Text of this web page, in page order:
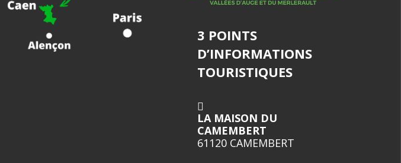
3 POINTS
D’INFORMATIONS
TOURISTIQUES
LA MAISON DU
CAMEMBERT
61120 CAMEMBERT